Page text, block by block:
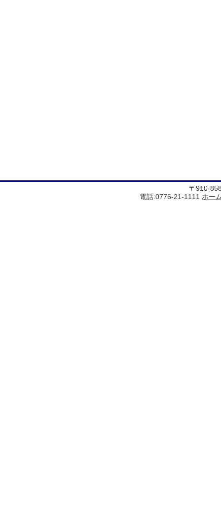
〒910-
電話:0776-21-1111 ホー